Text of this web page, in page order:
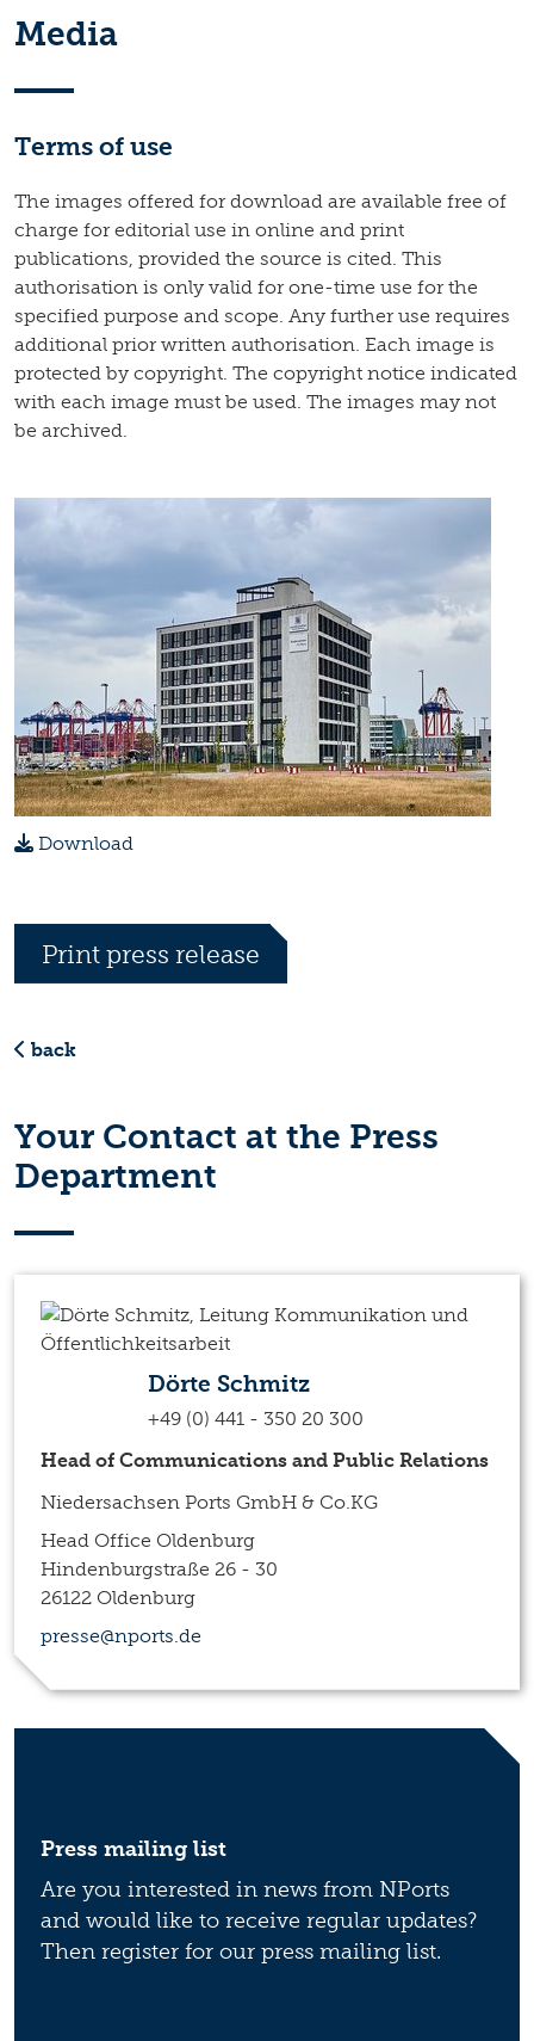
Media
Terms of use
The images offered for download are available free of
charge for editorial use in online and print
publications, provided the source is cited. This
authorisation is only valid for one-time use for the
specified purpose and scope. Any further use requires
additional prior written authorisation. Each image is
protected by copyright. The copyright notice indicated
with each image must be used. The images may not
be archived.
Download
Print press release
back
Your Contact at the Press
Department
Dörte Schmitz
+49 (0) 441 - 350 20 300
Head of Communications and Public Relations
Niedersachsen Ports GmbH & Co.KG
Head Office Oldenburg
Hindenburgstraße 26 - 30
26122 Oldenburg
presse@nports.de
Press mailing list
Are you interested in news from NPorts
and would like to receive regular updates?
Then register for our press mailing list.